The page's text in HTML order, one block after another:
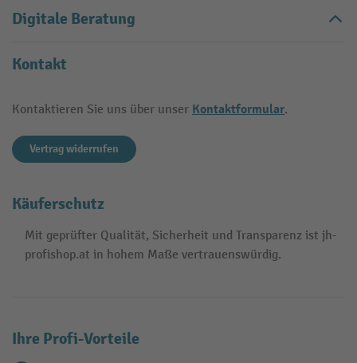
Digitale Beratung
Kontakt
Kontaktieren Sie uns über unser Kontaktformular.
Vertrag widerrufen
Käuferschutz
Mit geprüfter Qualität, Sicherheit und Transparenz ist jh-
profishop.at in hohem Maße vertrauenswürdig.
Ihre Profi-Vorteile